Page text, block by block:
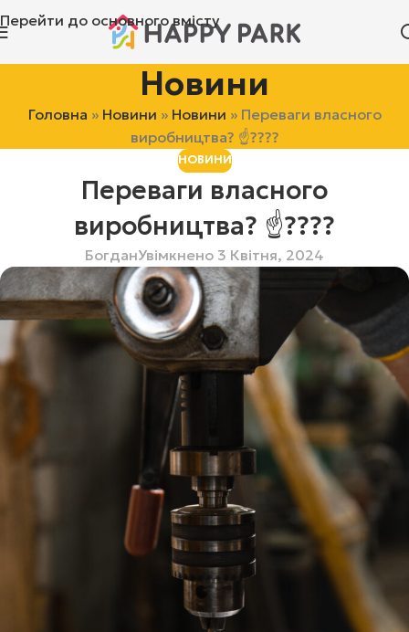
Перейти до основного вмісту
Новини
Головна » Новини » Новини » Переваги власного
виробництва? ☝????
НОВИНИ
Переваги власного
виробництва? ☝????
БогданУвімкнено 3 Квітня, 2024